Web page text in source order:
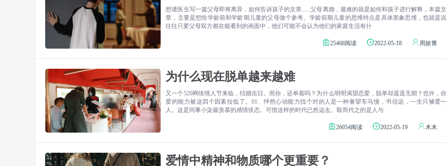
想请医生写一篇父母即将离异，如何告诉孩子的文章......父母离婚，最难的就是如何和孩子进行解释，本篇文
章，主要是想给学龄前和学龄期儿童的父母做个参考。学龄前期儿童的思维特点是具体形象思维，也就是说
往往只要父母双方都在能看到的画面中，他们可能不会认为他们的家庭生活有什
周娱菁
2022-05-18
25468阅读
为什么现在脱单越来越难
又一个520网络情人节来临，结婚吉日。而你，还单着吗？为什么明明渴望恋爱，脱单却遥遥无期？也许，你
爱的能力被这四个因素拉低了。01、怦然心动能力找个对的人是一种奢望车马慢，书信远，一生只够爱一
人。这是同事小染最羡慕的感情状态。可惜这样的时代已然远去。取而代之的是人与
木木
2022-05-19
26054阅读
爱情中精神和物质哪个更重要？